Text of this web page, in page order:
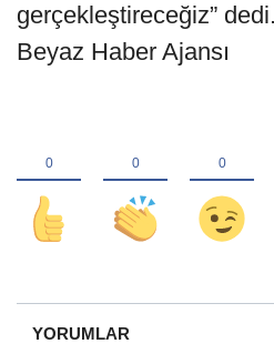
gerçekleştireceğiz”
Beyaz Haber Ajansı
YORUMLAR